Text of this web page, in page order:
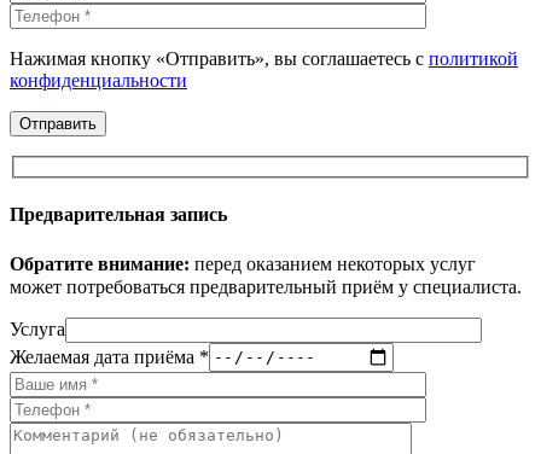
Нажимая кнопку «Отправить», вы соглашаетесь с политикой
конфиденциальности
Предварительная запись
Обратите внимание: перед оказанием некоторых услуг
может потребоваться предварительный приём у специалиста.
Услуга
Желаемая дата приёма *